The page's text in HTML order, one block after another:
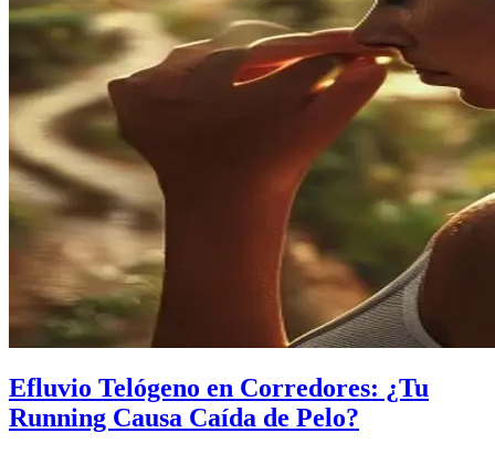
Efluvio Telógeno en Corredores: ¿Tu
Running Causa Caída de Pelo?